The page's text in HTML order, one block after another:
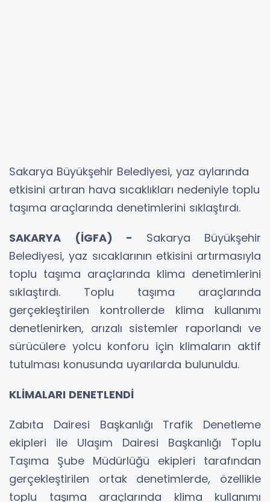
Sakarya Büyükşehir Belediyesi, yaz aylarında
etkisini artıran hava sıcaklıkları nedeniyle toplu
taşıma araçlarında denetimlerini sıklaştırdı.
SAKARYA (İGFA) - Sakarya Büyükşehir
Belediyesi, yaz sıcaklarının etkisini artırmasıyla
toplu taşıma araçlarında klima denetimlerini
sıklaştırdı. Toplu taşıma araçlarında
gerçekleştirilen kontrollerde klima kullanımı
denetlenirken, arızalı sistemler raporlandı ve
sürücülere yolcu konforu için klimaların aktif
tutulması konusunda uyarılarda bulunuldu.
KLİMALARI DENETLENDİ
Zabıta Dairesi Başkanlığı Trafik Denetleme
ekipleri ile Ulaşım Dairesi Başkanlığı Toplu
Taşıma Şube Müdürlüğü ekipleri tarafından
gerçekleştirilen ortak denetimlerde, özellikle
toplu taşıma araçlarında klima kullanımı